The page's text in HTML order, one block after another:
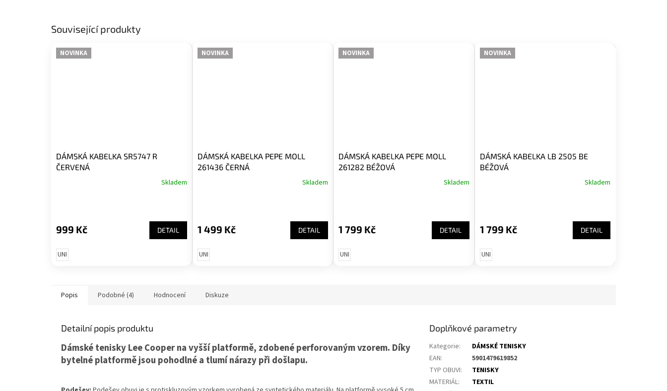
Související produkty
NOVINKA
DÁMSKÁ KABELKA SR5747 R
ČERVENÁ
Skladem
999 Kč DETAIL
UNI
NOVINKA
DÁMSKÁ KABELKA PEPE MOLL
261436 ČERNÁ
Skladem
1 499 Kč DETAIL
UNI
NOVINKA
DÁMSKÁ KABELKA PEPE MOLL
261282 BÉŽOVÁ
Skladem
1 799 Kč DETAIL
UNI
NOVINKA
DÁMSKÁ KABELKA LB 2505 BE
BÉŽOVÁ
Skladem
1 799 Kč DETAIL
UNI
Popis Podobné (4) Hodnocení Diskuze
Detailní popis produktu
Dámské tenisky Lee Cooper na vyšší platformě, zdobené perforovaným vzorem. Díky
bytelné platformě jsou pohodlné a tlumí nárazy při došlapu.
Doplňkové parametry
Kategorie:
DÁMSKÉ TENISKY
EAN:
5901479619852
TYP OBUVI:
TENISKY
MATERIÁL:
TEXTIL